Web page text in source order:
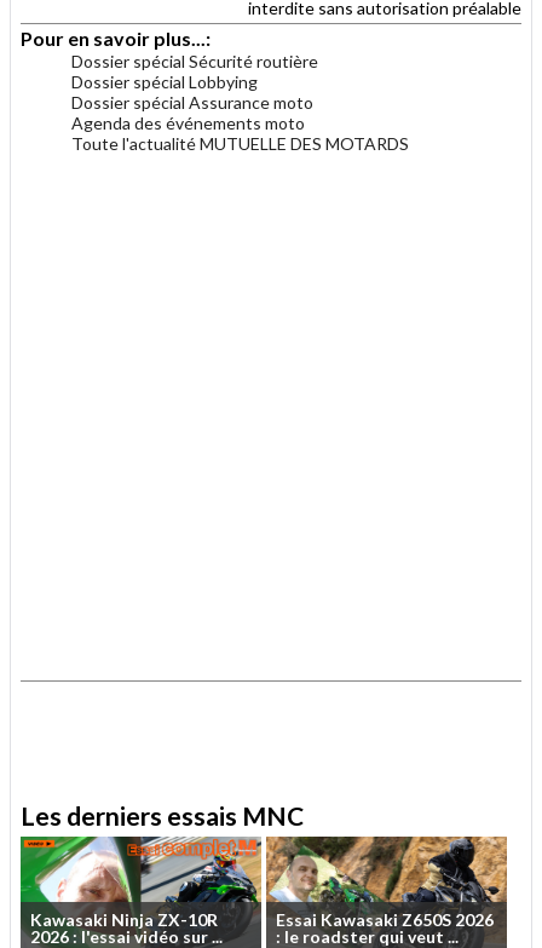
interdite sans autorisation préalable
Pour en savoir plus...:
Dossier spécial Sécurité routière
Dossier spécial Lobbying
Dossier spécial Assurance moto
Agenda des événements moto
Toute l'actualité MUTUELLE DES MOTARDS
Les derniers essais MNC
Kawasaki NinjaZX-10R
2026: l'essaividéo sur...
Essai KawasakiZ650S 2026
: le roadsterquiveut ...